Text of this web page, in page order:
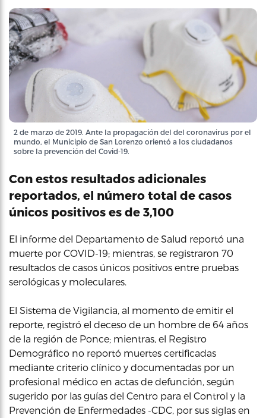
2 de marzo de 2019. Ante la propagación del del coronavirus por el
mundo, el Municipio de San Lorenzo orientó a los ciudadanos
sobre la prevención del Covid-19.
Con estos resultados adicionales
reportados, el número total de casos
únicos positivos es de 3,100
El informe del Departamento de Salud reportó una
muerte por COVID-19; mientras, se registraron 70
resultados de casos únicos positivos entre pruebas
serológicas y moleculares.
El Sistema de Vigilancia, al momento de emitir el
reporte, registró el deceso de un hombre de 64 años
de la región de Ponce; mientras, el Registro
Demográfico no reportó muertes certificadas
mediante criterio clínico y documentadas por un
profesional médico en actas de defunción, según
sugerido por las guías del Centro para el Control y la
Prevención de Enfermedades -CDC, por sus siglas en